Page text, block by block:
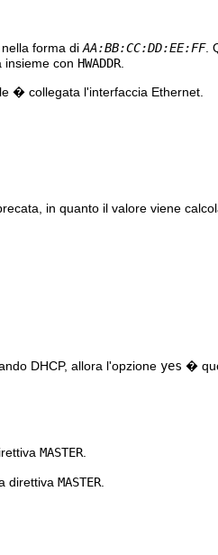
forma di AA:BB:CC:DD:EE:FF.
insieme con HWADDR
� collegata l'interfaccia Ethernet.
in quanto il valore viene
DHCP, allora l'opzione yes �
MASTER
direttiva MASTER